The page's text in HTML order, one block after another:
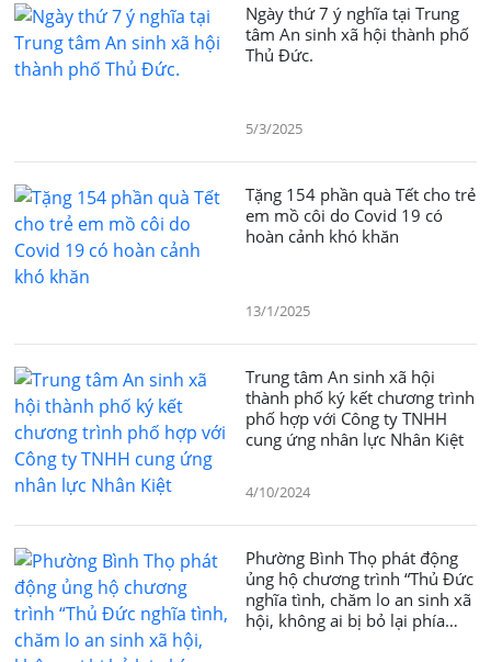
Ngày thứ 7 ý nghĩa tại Trung
tâm An sinh xã hội thành phố
Thủ Đức.
5/3/2025
Tặng 154 phần quà Tết cho trẻ
em mồ côi do Covid 19 có
hoàn cảnh khó khăn
13/1/2025
Trung tâm An sinh xã hội
thành phố ký kết chương trình
phố hợp với Công ty TNHH
cung ứng nhân lực Nhân Kiệt
4/10/2024
Phường Bình Thọ phát động
ủng hộ chương trình “Thủ Đức
nghĩa tình, chăm lo an sinh xã
hội, không ai bị bỏ lại phía